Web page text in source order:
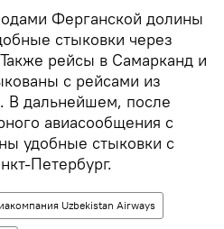
Ферганской долины
стыковки через
рейсы в Самарканд и
с рейсами из
В дальнейшем, после
авиасообщения с
удобные стыковки с
Петербург.
Uzbekistan Airways